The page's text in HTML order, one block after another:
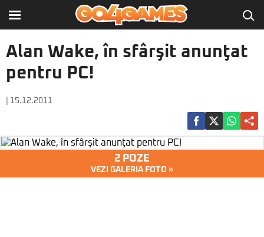
Alan Wake, în sfârşit anunţat
pentru PC!
| 15.12.2011
2 POZE
VEZI GALERIA FOTO »